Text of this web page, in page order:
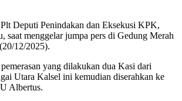
Deputi Penindakan dan Eksekusi KPK,
saat menggelar jumpa pers di Gedung Merah
12/2025).
yang dilakukan dua Kasi dari
Utara Kalsel ini kemudian diserahkan ke
Albertus.